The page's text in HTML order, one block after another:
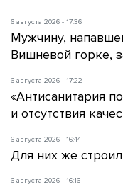
6 августа 2026 - 17:36
Мужчину,
Вишневой горке,
6 августа 2026 - 17:22
«Антисанитария
и отсутствия
6 августа 2026 - 16:44
Для них же
6 августа 2026 - 16:16